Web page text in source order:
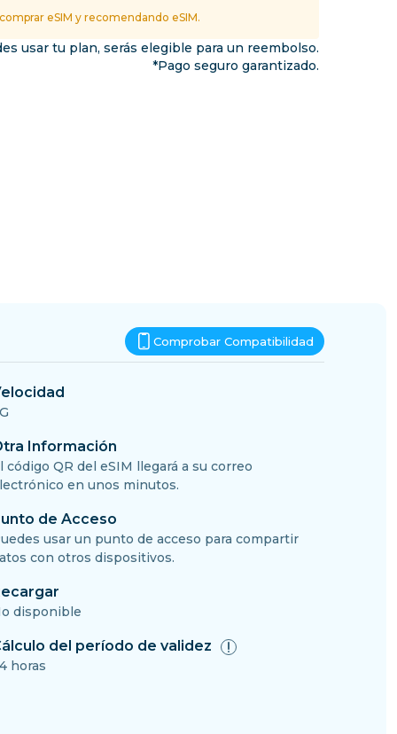
eSIM y recomendando eSIM.
usar tu plan, serás elegible para un reembolso.
*Pago seguro garantizado.
Comprobar Compatibilidad
Información
código QR del eSIM llegará a su correo
en unos minutos.
de Acceso
usar un punto de acceso para compartir
con otros dispositivos.
disponible
del período de validez
horas